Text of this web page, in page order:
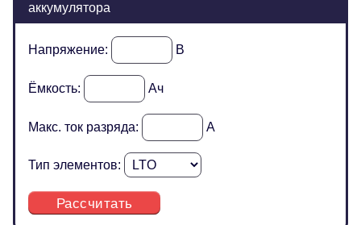
аккумулятора
Напряжение: В
Ёмкость: Ач
Макс. ток разряда: А
Тип элементов:
Рассчитать